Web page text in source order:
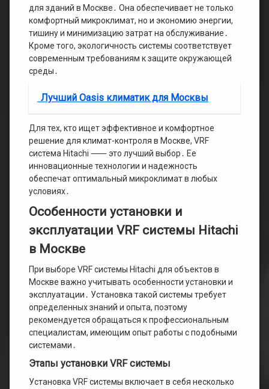
для зданий в Москве․ Она обеспечивает не только
комфортный микроклимат, но и экономию энергии,
тишину и минимизацию затрат на обслуживание․
Кроме того, экологичность системы соответствует
современным требованиям к защите окружающей
среды․
Лучший Oasis климатик для Москвы
Для тех, кто ищет эффективное и комфортное
решение для климат-контроля в Москве, VRF
система Hitachi ⸺ это лучший выбор․ Ее
инновационные технологии и надежность
обеспечат оптимальный микроклимат в любых
условиях․
Особенности установки и
эксплуатации VRF системы Hitachi
в Москве
При выборе VRF системы Hitachi для объектов в
Москве важно учитывать особенности установки и
эксплуатации․ Установка такой системы требует
определенных знаний и опыта, поэтому
рекомендуется обращаться к профессиональным
специалистам, имеющим опыт работы с подобными
системами․
Этапы установки VRF системы
Установка VRF системы включает в себя несколько